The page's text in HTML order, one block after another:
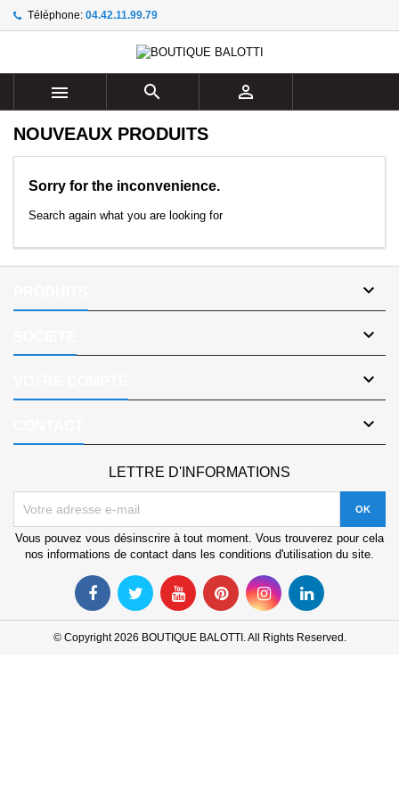
Téléphone: 04.42.11.99.79
  
NOUVEAUX PRODUITS
Sorry for the inconvenience.
Search again what you are looking for




Ajouter à ma liste d'envies ×
add_circle_outline
((modalTitle)) ×
((cancelText))
((title)) ×
((label))
Connexion ×
votre liste d'envies.
((cancelText)) ((loginText))
LETTRE D'INFORMATIONS
Vous pouvez vous désinscrire à tout moment. Vous trouverez pour cela
nos informations de contact dans les conditions d'utilisation du site.
© Copyright 2026 BOUTIQUE BALOTTI. All Rights Reserved.